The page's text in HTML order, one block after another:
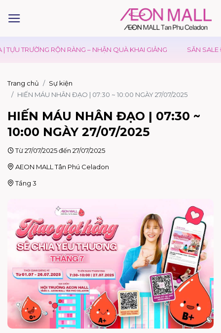
TRƯỜNG RỘN RÀNG – NHẬN QUÀ KHAI GIẢNG SĂN SALE
Trang chủ
Sự kiện
HIẾN MÁU NHÂN ĐẠO | 07:30 ~ 10:00 NGÀY 27/07/2025
HIẾN MÁU NHÂN ĐẠO | 07:30 ~
10:00 NGÀY 27/07/2025
Từ 27/07/2025 đến 27/07/2025
AEON MALL Tân Phú Celadon
Tầng 3